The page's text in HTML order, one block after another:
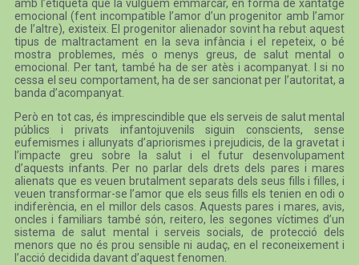
amb l’etiqueta que la vulguem emmarcar, en forma de xantatge
emocional (fent incompatible l’amor d’un progenitor amb l’amor
de l’altre), existeix. El progenitor alienador sovint ha rebut aquest
tipus de maltractament en la seva infància i el repeteix, o bé
mostra problemes, més o menys greus, de salut mental o
emocional. Per tant, també ha de ser atès i acompanyat. I si no
cessa el seu comportament, ha de ser sancionat per l’autoritat, a
banda d’acompanyat.
Però en tot cas, és imprescindible que els serveis de salut mental
públics i privats infantojuvenils siguin conscients, sense
eufemismes i allunyats d’apriorismes i prejudicis, de la gravetat i
l’impacte greu sobre la salut i el futur desenvolupament
d’aquests infants. Per no parlar dels drets dels pares i mares
alienats que es veuen brutalment separats dels seus fills i filles, i
veuen transformar-se l’amor que els seus fills els tenien en odi o
indiferència, en el millor dels casos. Aquests pares i mares, avis,
oncles i familiars també són, reitero, les segones víctimes d’un
sistema de salut mental i serveis socials, de protecció dels
menors que no és prou sensible ni audaç, en el reconeixement i
l’acció decidida davant d’aquest fenomen.